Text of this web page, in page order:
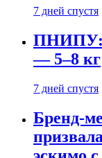
7 дней спустя
ПНИПУ:
— 5–8 кг
7 дней спустя
Бренд-